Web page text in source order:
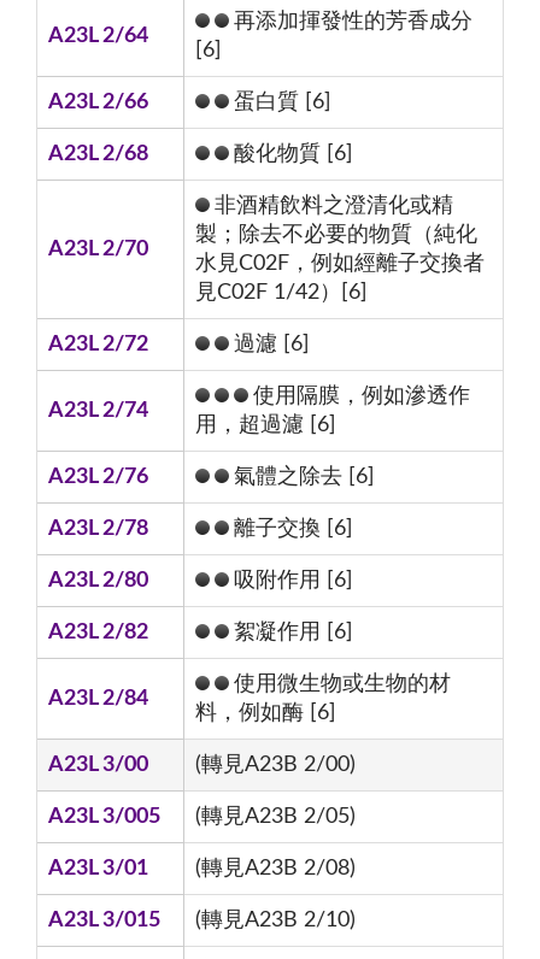
A23L 2/64
再添加揮發性的芳香成分
[6]
A23L 2/66 蛋白質 [6]
A23L 2/68 酸化物質 [6]
A23L 2/70
非酒精飲料之澄清化或精
製；除去不必要的物質（純化
水見C02F，例如經離子交換者
見C02F 1/42）[6]
A23L 2/72 過濾 [6]
A23L 2/74
使用隔膜，例如滲透作
用，超過濾 [6]
A23L 2/76 氣體之除去 [6]
A23L 2/78 離子交換 [6]
A23L 2/80 吸附作用 [6]
A23L 2/82 絮凝作用 [6]
A23L 2/84
使用微生物或生物的材
料，例如酶 [6]
A23L 3/00 (轉見A23B 2/00)
A23L 3/005 (轉見A23B 2/05)
A23L 3/01 (轉見A23B 2/08)
A23L 3/015 (轉見A23B 2/10)